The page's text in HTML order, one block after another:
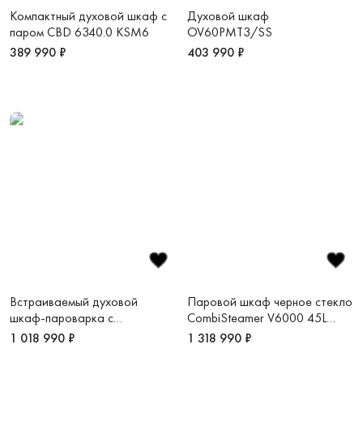
Компактный духовой шкаф с
паром CBD 6340.0 KSM6
389 990 ₽
Духовой шкаф
OV60PMT3/SS
403 990 ₽
Встраиваемый духовой
шкаф-пароварка с
подключением к воде XBO
1 018 990 ₽
Паровой шкаф черное стекло
CombiSteamer V6000 45L
Grand CS6T-23034
1 318 990 ₽